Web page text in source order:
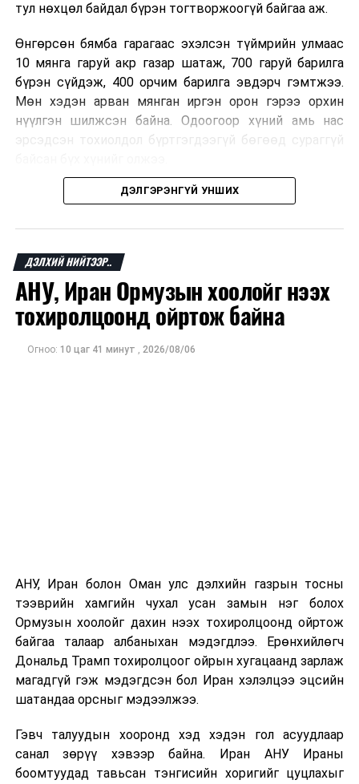
тул нөхцөл байдал бүрэн тогтворжоогүй байгаа аж.
Өнгөрсөн бямба гарагаас эхэлсэн түймрийн улмаас
10 мянга гаруй акр газар шатаж, 700 гаруй барилга
бүрэн сүйдэж, 400 орчим барилга эвдэрч гэмтжээ.
Мөн хэдэн арван мянган иргэн орон гэрээ орхин
нүүлгэн шилжсэн байна. Одоогоор хүний амь нас
эрсэдсэн тохиолдол бүртгэгдээгүй бөгөөд сураггүй
Албаныхны мэдээлснээр түймрийн нэг голомтыг
настай Аарон Фариначчиг баривчилж, галдан
шатаасан гэх үндэслэлээр эрүүгийн хэрэг үүсгэн
шалгаж байна. Харин бусад хоёр түймрийн
шалтгааныг үргэлжлүүлэн тогтоож байгаа бөгөөд
аянгын улмаас үүсээгүй гэж үзэж байгаа аж.
Одоогоор АНУ даяар 13 мужид 90 гаруй томоохон ой,
ДЭЛГЭРЭНГҮЙ УНШИХ
ДЭЛХИЙ НИЙТЭЭР..
АНУ, Иран Ормузын хоолойг нээх
тохиролцоонд ойртож байна
Огноо: 10 цаг 41 минут , 2026/08/06
АНУ, Иран болон Оман улс дэлхийн газрын тосны
тээврийн хамгийн чухал усан замын нэг болох
Ормузын хоолойг дахин нээх тохиролцоонд ойртож
байгаа талаар албаныхан мэдэгдлээ. Ерөнхийлөгч
Дональд Трамп тохиролцоог ойрын хугацаанд зарлаж
магадгүй гэж мэдэгдсэн бол Иран хэлэлцээ эцсийн
шатандаа орсныг мэдээлжээ.
Гэвч талуудын хооронд хэд хэдэн гол асуудлаар
санал зөрүү хэвээр байна. Иран АНУ Ираны
боомтуудад тавьсан тэнгисийн хоригийг цуцлахыг